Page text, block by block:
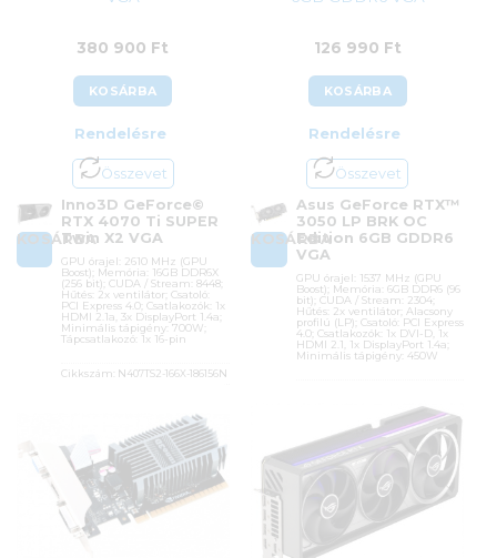
380 900 Ft
KOSÁRBA
Rendelésre
Összevet
KOSÁRBA
Inno3D GeForce©
RTX 4070 Ti SUPER
Twin X2 VGA
GPU órajel: 2610 MHz (GPU
Boost); Memória: 16GB DDR6X
(256 bit); CUDA / Stream: 8448;
Hűtés: 2x ventilátor; Csatoló:
PCI Express 4.0; Csatlakozók: 1x
HDMI 2.1a, 3x DisplayPort 1.4a;
Minimális tápigény: 700W;
Tápcsatlakozó: 1x 16-pin
Cikkszám: N407TS2-166X-186156N
Garanciaidő:24 hónap
ÁFA:
27%
Azonosító:
50382
380 900Ft
126 990 Ft
KOSÁRBA
Rendelésre
Összevet
KOSÁRBA
Asus GeForce RTX™
3050 LP BRK OC
Edition 6GB GDDR6
VGA
GPU órajel: 1537 MHz (GPU
Boost); Memória: 6GB DDR6 (96
bit); CUDA / Stream: 2304;
Hűtés: 2x ventilátor; Alacsony
profilú (LP); Csatoló: PCI Express
4.0; Csatlakozók: 1x DVI-D, 1x
HDMI 2.1, 1x DisplayPort 1.4a;
Minimális tápigény: 450W
nVidia GeForce
Asus
Garanciaidő:
36 hónap
ÁFA:27%
Azonosító:
126 990 Ft